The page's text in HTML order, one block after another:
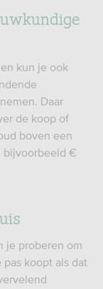
kun je ook
Daar
de koop of
boven een
bijvoorbeeld €
je proberen om
koopt als dat